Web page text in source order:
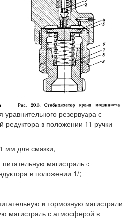
резервуара с
в положении 11 ручки
мм для смазки;
магистраль с
в положении 1/;
и тормозную магистрали
магистраль с атмосферой в